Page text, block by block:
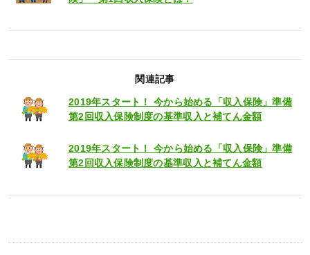
関連記事
2019年スタート！ 今から始める「収入保険」準備
第2回収入保険制度の基準収入と補てん金額
2019年スタート！ 今から始める「収入保険」準備
第2回収入保険制度の基準収入と補てん金額